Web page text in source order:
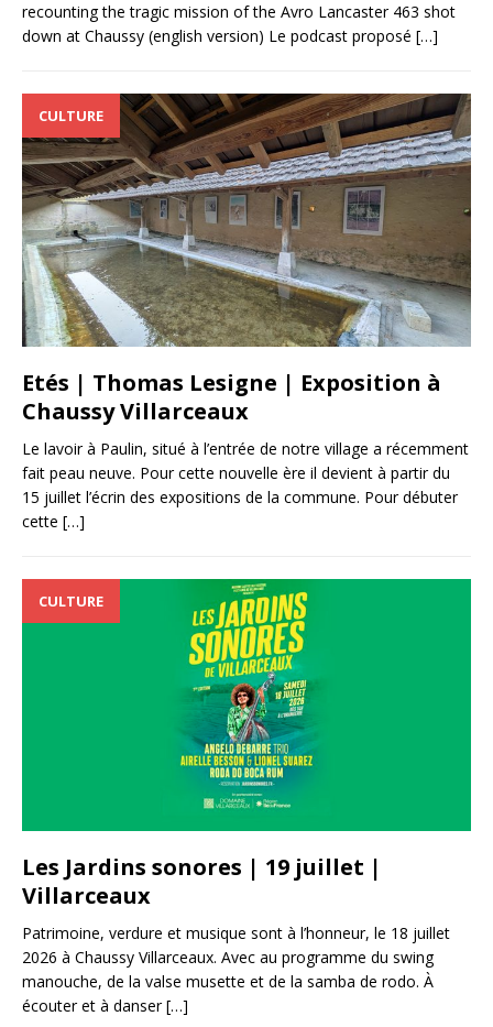
recounting the tragic mission of the Avro Lancaster 463 shot
down at Chaussy (english version) Le podcast proposé […]
CULTURE
Etés | Thomas Lesigne | Exposition à
Chaussy Villarceaux
Le lavoir à Paulin, situé à l’entrée de notre village a récemment
fait peau neuve. Pour cette nouvelle ère il devient à partir du
15 juillet l’écrin des expositions de la commune. Pour débuter
cette […]
CULTURE
Les Jardins sonores | 19 juillet |
Villarceaux
Patrimoine, verdure et musique sont à l’honneur, le 18 juillet
2026 à Chaussy Villarceaux. Avec au programme du swing
manouche, de la valse musette et de la samba de rodo. À
écouter et à danser[…]